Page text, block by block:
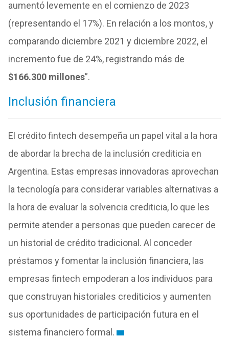
aumentó levemente en el comienzo de 2023
(representando el 17%). En relación a los montos, y
comparando diciembre 2021 y diciembre 2022, el
incremento fue de 24%, registrando más de
$166.300 millones”.
Inclusión financiera
El crédito fintech desempeña un papel vital a la hora
de abordar la brecha de la inclusión crediticia en
Argentina. Estas empresas innovadoras aprovechan
la tecnología para considerar variables alternativas a
la hora de evaluar la solvencia crediticia, lo que les
permite atender a personas que pueden carecer de
un historial de crédito tradicional. Al conceder
préstamos y fomentar la inclusión financiera, las
empresas fintech empoderan a los individuos para
que construyan historiales crediticios y aumenten
sus oportunidades de participación futura en el
sistema financiero formal.